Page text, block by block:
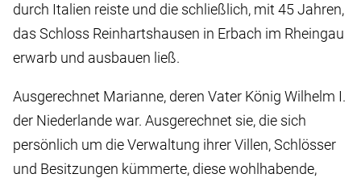
durch Italien reiste und die schließlich, mit 45 Jahren,
das Schloss Reinhartshausen in Erbach im Rheingau
erwarb und ausbauen ließ.
Ausgerechnet Marianne, deren Vater König Wilhelm I.
der Niederlande war. Ausgerechnet sie, die sich
persönlich um die Verwaltung ihrer Villen, Schlösser
und Besitzungen kümmerte, diese wohlhabende,